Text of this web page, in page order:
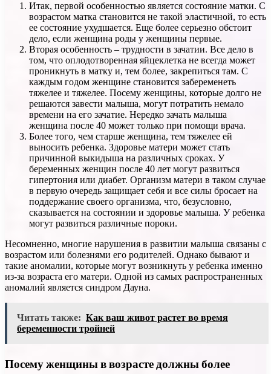
Итак, первой особенностью является состояние матки. С
возрастом матка становится не такой эластичной, то есть
ее состояние ухудшается. Еще более серьезно обстоит
дело, если женщина роды у женщины первые.
Вторая особенность – трудности в зачатии. Все дело в
том, что оплодотворенная яйцеклетка не всегда может
проникнуть в матку и, тем более, закрепиться там. С
каждым годом женщине становится забеременеть
тяжелее и тяжелее. Посему женщины, которые долго не
решаются завести малыша, могут потратить немало
времени на его зачатие. Нередко зачать малыша
женщина после 40 может только при помощи врача.
Более того, чем старше женщина, тем тяжелее ей
выносить ребенка. Здоровье матери может стать
причинной выкидыша на различных сроках. У
беременных женщин после 40 лет могут развиться
гипертония или диабет. Организм матери в таком случае
в первую очередь защищает себя и все силы бросает на
поддержание своего организма, что, безусловно,
сказывается на состоянии и здоровье малыша. У ребенка
могут развиться различные пороки.
Несомненно, многие нарушения в развитии малыша связаны с
возрастом или болезнями его родителей. Однако бывают и
такие аномалии, которые могут возникнуть у ребенка именно
из-за возраста его матери. Одной из самых распространенных
аномалий является синдром Дауна.
Читать также: Как ваш живот растет во время
беременности тройней
Посему женщины в возрасте должны более